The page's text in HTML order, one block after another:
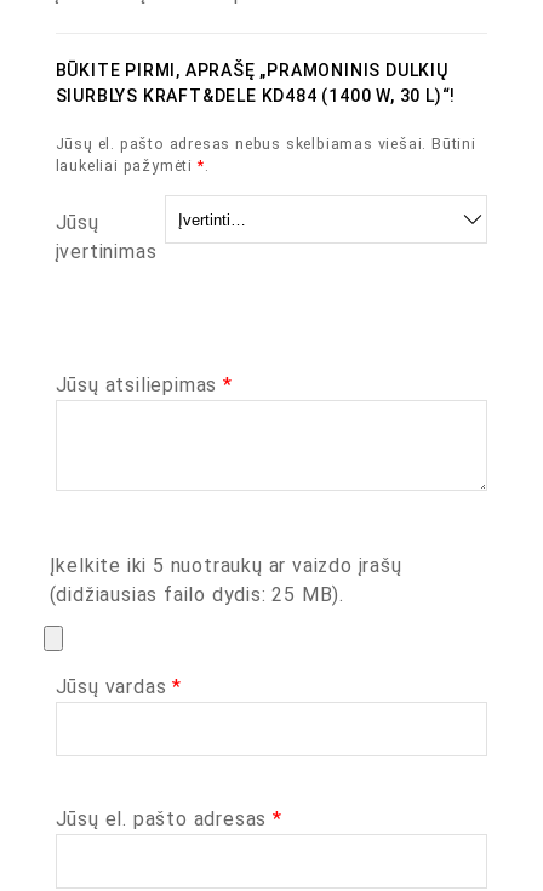
BŪKITE PIRMI, APRAŠĘ „PRAMONINIS DULKIŲ
SIURBLYS KRAFT&DELE KD484 (1400 W, 30 L)“!
Jūsų el. pašto adresas nebus skelbiamas viešai. Būtini
laukeliai pažymėti *.
Jūsų
įvertinimas
Jūsų atsiliepimas *
Įkelkite iki 5 nuotraukų ar vaizdo įrašų
(didžiausias failo dydis: 25 MB).
Jūsų vardas*
Jūsų el. pašto adresas *